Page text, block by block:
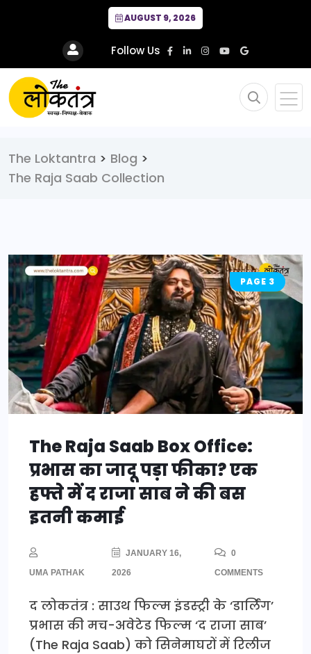
AUGUST 9, 2026
Follow Us
The Loktantra > Blog >
The Raja Saab Collection
PAGE 3
The Raja Saab Box Office:
प्रभास का जादू पड़ा फीका? एक
हफ्ते में द राजा साब ने की बस
इतनी कमाई
UMA PATHAK
JANUARY 16,
2026
0
COMMENTS
द लोकतंत्र : साउथ फिल्म इंडस्ट्री के ‘डार्लिंग’
प्रभास की मच-अवेटेड फिल्म ‘द राजा साब’
(The Raja Saab) को सिनेमाघरों में रिलीज